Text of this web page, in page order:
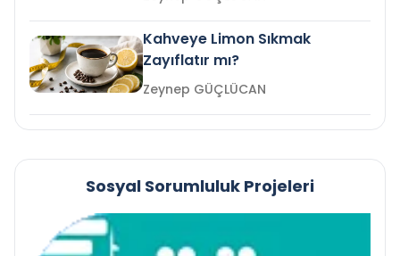
Kahveye Limon Sıkmak
Zayıflatır mı?
Zeynep GÜÇLÜCAN
Sosyal Sorumluluk Projeleri